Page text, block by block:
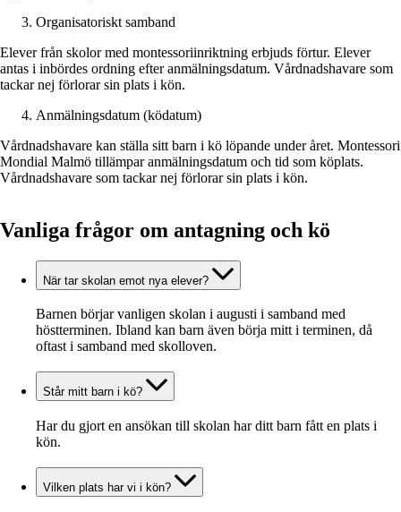
Organisatoriskt samband
Elever från skolor med montessoriinriktning erbjuds förtur. Elever
antas i inbördes ordning efter anmälningsdatum. Vårdnadshavare som
tackar nej förlorar sin plats i kön.
Anmälningsdatum (ködatum)
Vårdnadshavare kan ställa sitt barn i kö löpande under året. Montessori
Mondial Malmö tillämpar anmälningsdatum och tid som köplats.
Vårdnadshavare som tackar nej förlorar sin plats i kön.
Vanliga frågor om antagning och kö
När tar skolan emot nya elever?
Barnen börjar vanligen skolan i augusti i samband med
höstterminen. Ibland kan barn även börja mitt i terminen, då
oftast i samband med skolloven.
Står mitt barn i kö?
Har du gjort en ansökan till skolan har ditt barn fått en plats i
kön.
Vilken plats har vi i kön?